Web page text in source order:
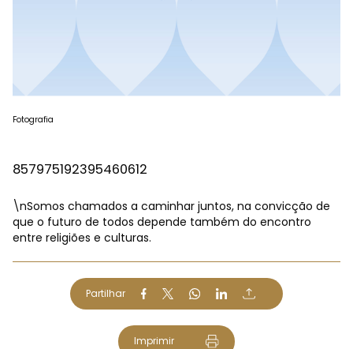
Fotografia
857975192395460612
\nSomos chamados a caminhar juntos, na convicção de
que o futuro de todos depende também do encontro
entre religiões e culturas.
Partilhar
Imprimir